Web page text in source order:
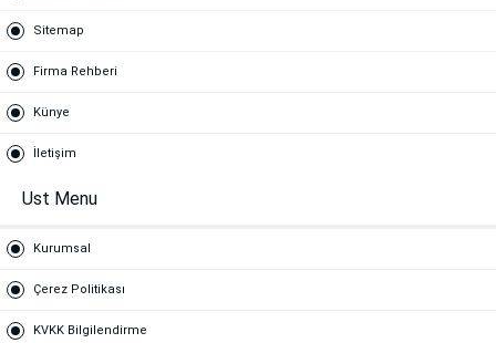
Sitemap
Firma Rehberi
Künye
İletişim
Ust Menu
Kurumsal
Çerez Politikası
KVKK Bilgilendirme